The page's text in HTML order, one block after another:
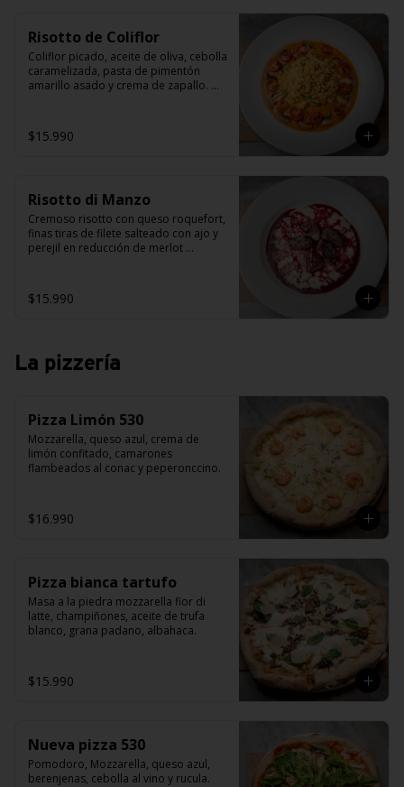
Risotto de Coliflor
Coliflor picado, aceite de oliva, cebolla
caramelizada, pasta de pimentón
amarillo asado y crema de zapallo.
$15.990
Risotto di Manzo
Cremoso risotto con queso roquefort,
finas tiras de filete salteado con ajo y
perejil en reducción de merlot
$15.990
La pizzería
Pizza Limón 530
Mozzarella, queso azul, crema de
limón confitado, camarones
flambeados al conac y peperonccino.
$16.990
Pizza bianca tartufo
Masa a la piedra mozzarella fior di
latte, champiñones, aceite de trufa
blanco, grana padano, albahaca.
$15.990
Nueva pizza 530
Pomodoro, Mozzarella, queso azul,
berenjenas, cebolla al vino y rucula.